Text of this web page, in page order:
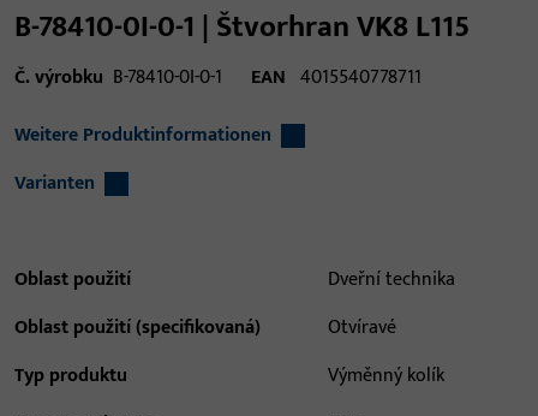
B-78410-0I-0-1 | Štvorhran VK8 L115
Č. výrobku B-78410-0I-0-1 EAN 4015540778711
Weitere Produktinformationen
Varianten
Oblast použití
Dveřní technika
Oblast použití (specifikovaná)
Otvíravé
Typ produktu
Výměnný kolík